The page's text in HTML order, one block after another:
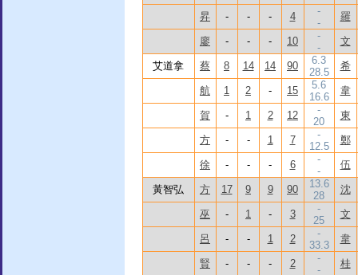
昇 - - - 4
-
-
羅
廖 - - - 10
-
-
文
艾道拿 蔡 8 14 14 90
6.3
28.5
希
航 1 2 - 15
5.6
16.6
韋
賀 - 1 2 12
-
20
東
方 - - 1 7
-
12.5
鄭
徐 - - - 6
-
-
伍
黃智弘 方 17 9 9 90
13.6
28
沈
巫 - 1 - 3
-
25
文
呂 - - 1 2
-
33.3
韋
賢 - - - 2
-
-
桂